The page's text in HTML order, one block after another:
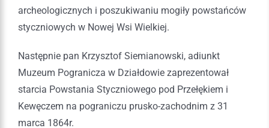
archeologicznych i poszukiwaniu mogiły powstańców
styczniowych w Nowej Wsi Wielkiej.
Następnie pan Krzysztof Siemianowski, adiunkt
Muzeum Pogranicza w Działdowie zaprezentował
starcia Powstania Styczniowego pod Przełękiem i
Kewęczem na pograniczu prusko-zachodnim z 31
marca 1864r.